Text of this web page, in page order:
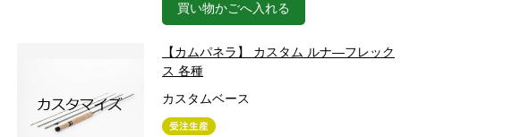
買い物かごへ入れる
【カムパネラ】 カスタム ルナ―フレック
ス 各種
カスタムベース